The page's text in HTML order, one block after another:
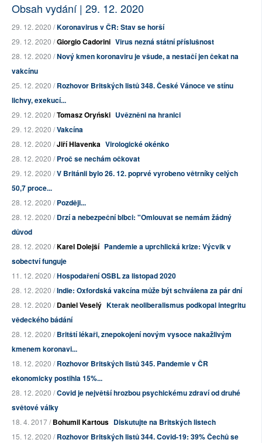
Obsah vydání | 29. 12. 2020
29. 12. 2020 /Koronavirus v ČR: Stav se horší
29. 12. 2020 /Giorgio Cadorini Virus nezná státní příslušnost
28. 12. 2020 /Nový kmen koronaviru je všude, a nestačí jen čekat na
vakcínu
25. 12. 2020 /Rozhovor Britských listů 348. České Vánoce ve stínu
lichvy, exekucí...
29. 12. 2020 /Tomasz Oryński Uvězněni na hranici
29. 12. 2020 /Vakcína
28. 12. 2020 /Jiří Hlavenka Virologické okénko
28. 12. 2020 /Proč se nechám očkovat
29. 12. 2020 /V Británii bylo 26. 12. poprvé vyrobeno větrníky celých
50,7 proce...
28. 12. 2020 /Později...
28. 12. 2020 /Drzí a nebezpeční blbci: "Omlouvat se nemám žádný
důvod
28. 12. 2020 /Karel Dolejší Pandemie a uprchlická krize: Výcvik v
sobectví funguje
11. 12. 2020 /Hospodaření OSBL za listopad 2020
28. 12. 2020 /Indie: Oxfordská vakcína může být schválena za pár dní
28. 12. 2020 /Daniel Veselý Kterak neoliberalismus podkopal integritu
vědeckého bádání
28. 12. 2020 /Britští lékaři, znepokojení novým vysoce nakažlivým
kmenem koronavi...
18. 12. 2020 /Rozhovor Britských listů 345. Pandemie v ČR
ekonomicky postihla 15%...
28. 12. 2020 /Covid je největší hrozbou psychickému zdraví od druhé
světové války
18. 4. 2017 /Bohumil Kartous Diskutujte na Britských listech
15. 12. 2020 /Rozhovor Britských listů 344. Covid-19: 39% Čechů se